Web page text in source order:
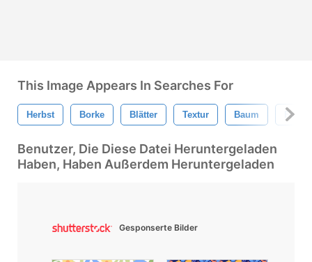
This Image Appears In Searches For
Herbst Borke Blätter Textur Baum Fallen
Benutzer, Die Diese Datei Heruntergeladen
Haben, Haben Außerdem Heruntergeladen
Gesponserte Bilder